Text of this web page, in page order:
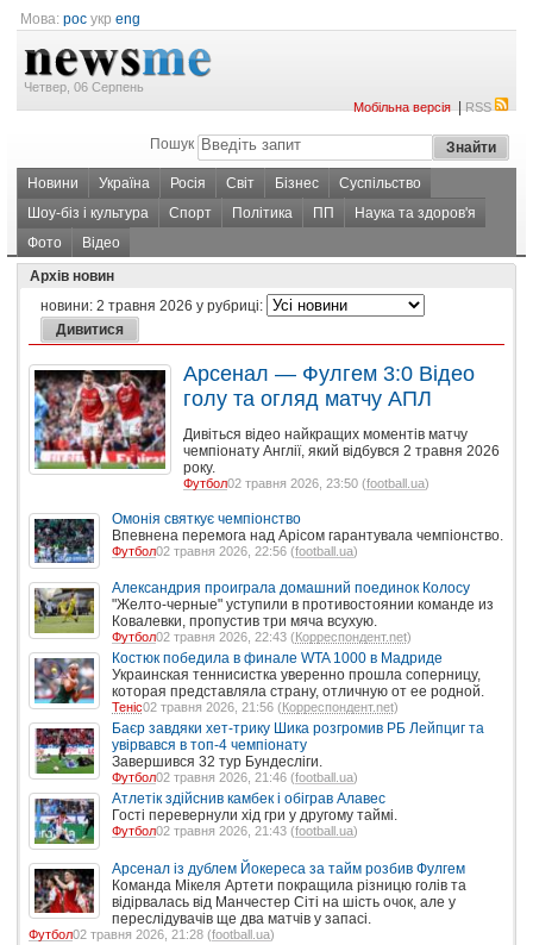
Мова: рос укр eng
Четвер, 06 Серпень
Мобільна версія|RSS
Пошук
Новини Україна Росія Світ Бізнес
Суспільство
Шоу-біз і культура
Спорт Політика ПП
Наука та здоров'я
Фото
Відео
Архів новин
новини: 2 травня 2026 у рубриці:
Арсенал — Фулгем 3:0 Відео
голу та огляд матчу АПЛ
Дивіться відео найкращих моментів матчу
чемпіонату Англії, який відбувся 2 травня 2026
року.
Футбол02 травня 2026, 23:50 (football.ua)
Омонія святкує чемпіонство
Впевнена перемога над Арісом гарантувала чемпіонство.
Футбол02 травня 2026, 22:56 (football.ua)
Александрия проиграла домашний поединок Колосу
"Желто-черные" уступили в противостоянии команде из
Ковалевки, пропустив три мяча всухую.
Футбол02 травня 2026, 22:43 ( Корреспондент.net)
Костюк победила в финале WTA 1000 в Мадриде
Украинская теннисистка уверенно прошла соперницу,
которая представляла страну, отличную от ее родной.
Теніс02 травня 2026, 21:56 ( Корреспондент.net)
Баєр завдяки хет-трику Шика розгромив РБ Лейпциг та
увірвався в топ-4 чемпіонату
Завершився 32 тур Бундесліги.
Футбол02 травня 2026, 21:46 (football.ua)
Атлетік здійснив камбек і обіграв Алавес
Гості перевернули хід гри у другому таймі.
Футбол02 травня 2026, 21:43 (football.ua)
Арсенал із дублем Йокереса за тайм розбив Фулгем
Команда Мікеля Артети покращила різницю голів та
відірвалась від Манчестер Сіті на шість очок, але у
переслідувачів ще два матчів у запасі.
Футбол02 травня 2026, 21:28 (football.ua)